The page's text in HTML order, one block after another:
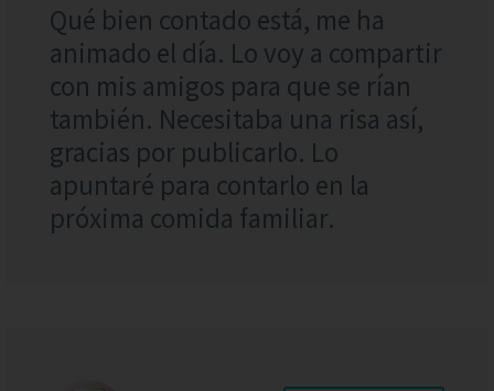
Qué bien contado está, me ha
animado el día. Lo voy a compartir
con mis amigos para que se rían
también. Necesitaba una risa así,
gracias por publicarlo. Lo
apuntaré para contarlo en la
próxima comida familiar.